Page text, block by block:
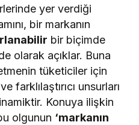
yer verdiği
bir markanın
bir biçimde
olarak açıklar. Buna
tüketiciler için
farklılaştırıcı unsurları
Konuya ilişkin
olgunun ‘markanın